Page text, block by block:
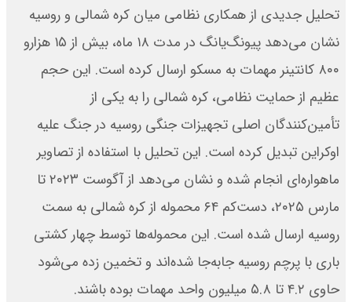
تحلیل جدیدی از همکاری نظامی میان کره شمالی و روسیه
نشان می‌دهد‌ پیونگ‌یانگ در مدت ۱۸ ماه، بیش از ۱۵ هزار‌و
۸۰۰ کانتینر مهمات به مسکو ارسال کرده است. این حجم
عظیم از حمایت نظامی، کره شمالی را به یکی از
تأمین‌کنندگان اصلی تجهیزات جنگی روسیه در جنگ علیه
اوکراین تبدیل کرده است. این تحلیل با استفاده از تصاویر
ماهواره‌ای انجام شده و نشان می‌دهد‌ از آگوست ۲۰۲۳ تا
مارس ۲۰۲۵، دست‌کم ۶۴ محموله از کره شمالی به سمت
روسیه ارسال شده است. این محموله‌ها توسط چهار کشتی
باری با پرچم روسیه جابه‌جا شده‌اند و تخمین زده می‌شود
حاوی ۴.۲ تا ۵.۸ میلیون واحد مهمات بوده باشند.